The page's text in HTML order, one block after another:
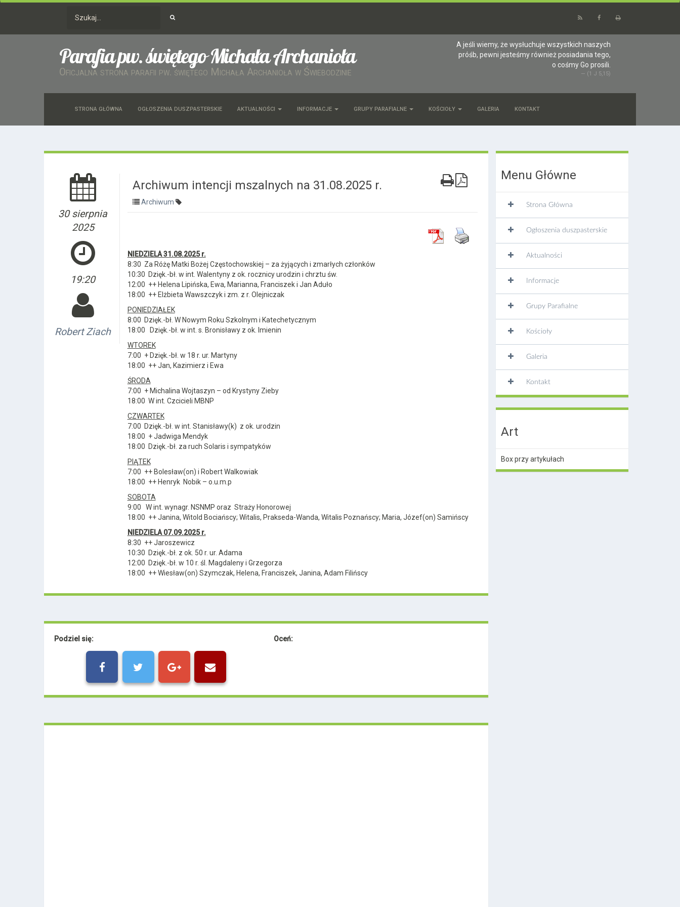
Parafia pw. świętego Michała Archanioła
Oficjalna strona parafii pw. świętego Michała Archanioła w Świebodzinie
A jeśli wiemy, że wysłuchuje wszystkich naszych
próśb, pewni jesteśmy również posiadania tego,
o cośmy Go prosili.
(1 J 5,15)
STRONA GŁÓWNA OGŁOSZENIA DUSZPASTERSKIE AKTUALNOŚCI INFORMACJE GRUPY PARAFIALNE KOŚCIOŁY GALERIA KONTAKT
30 sierpnia
2025
19:20
Robert Ziach
Archiwum intencji mszalnych na 31.08.2025 r.
Archiwum
NIEDZIELA 31.08.2025 r.
8:30 Za Różę Matki Bożej Częstochowskiej – za żyjących i zmarłych członków
10:30 Dzięk.-bł. w int. Walentyny z ok. rocznicy urodzin i chrztu św.
12:00 ++ Helena Lipińska, Ewa, Marianna, Franciszek i Jan Aduło
18:00 ++ Elżbieta Wawszczyk i zm. z r. Olejniczak
PONIEDZIAŁ EK
8:00 Dzięk.-bł. W Nowym Roku Szkolnym i Katechetycznym
18:00 Dzięk.-bł. w int. s. Bronisławy z ok. Imienin
WTOREK
7:00 + Dzięk.-bł. w 18 r. ur. Martyny
18:00 ++ Jan, Kazimierz i Ewa
ŚRODA
7:00 + Michalina Wojtaszyn – od Krystyny Zieby
18:00 W int. Czcicieli MBNP
CZWARTEK
7:00 Dzięk.-bł. w int. Stanisławy(k) z ok. urodzin
18:00 + Jadwiga Mendyk
18:00 Dzięk.-bł. za ruch Solaris i sympatyków
PIĄTEK
7:00 ++ Bolesław(on) i Robert Walkowiak
18:00 ++ Henryk Nobik – o.u.m.p
SOBOTA
9:00 W int. wynagr. NSNMP oraz Straży Honorowej
18:00 ++ Janina, Witold Bociańscy; Witalis, Prakseda-Wanda, Witalis Poznańscy; Maria, Józef(on) Samińscy
NIEDZIELA 07.09.2025 r.
8:30 ++ Jaroszewicz
10:30 Dzięk.-bł. z ok. 50 r. ur. Adama
12:00 Dzięk.-bł. w 10 r. śl. Magdaleny i Grzegorza
18:00 ++ Wiesław(on) Szymczak, Helena, Franciszek, Janina, Adam Filińscy
Podziel się: Oceń:
Menu Główne
Strona Główna
Ogłoszenia duszpasterskie
Aktualności
Informacje
Grupy Parafialne
Kościoły
Galeria
Kontakt
Art
Box przy artykułach